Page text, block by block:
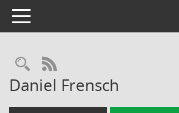
Toggle navigation
Rechercheauswahl
RSS-Feed
Daniel Frensch